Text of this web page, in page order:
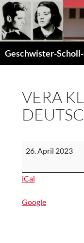
Zum
Inhalt
springen
Geschwister-
VERA
VERA
Deutsch
26. April 2023
iCal
Google